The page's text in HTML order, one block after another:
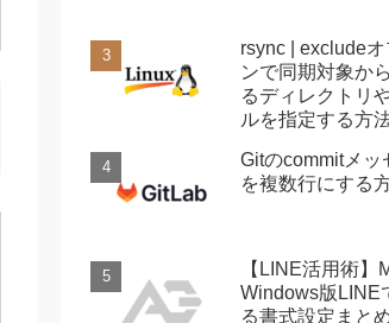
rsync | excludeオ
ンで同期対象か
るディレクトリ
ルを指定する方
Gitのcommitメッ
を複数行にする
【LINE活用術】
Windows版LINE
る書式設定まと